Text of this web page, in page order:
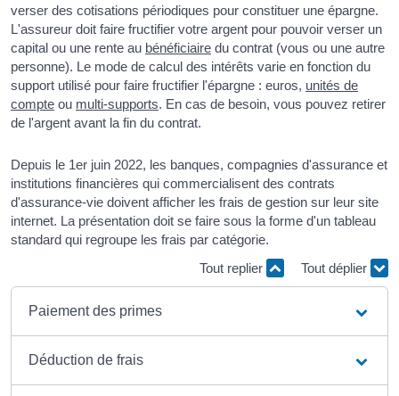
verser des cotisations périodiques pour constituer une épargne.
L'assureur doit faire fructifier votre argent pour pouvoir verser un
capital ou une rente au bénéficiaire du contrat (vous ou une autre
personne). Le mode de calcul des intérêts varie en fonction du
support utilisé pour faire fructifier l'épargne : euros, unités de
compte ou multi-supports. En cas de besoin, vous pouvez retirer
de l'argent avant la fin du contrat.
Depuis le 1er juin 2022, les banques, compagnies d'assurance et
institutions financières qui commercialisent des contrats
d'assurance-vie doivent afficher les frais de gestion sur leur site
internet. La présentation doit se faire sous la forme d'un tableau
standard qui regroupe les frais par catégorie.
Tout replier
Tout déplier
Paiement des primes
Déduction de frais